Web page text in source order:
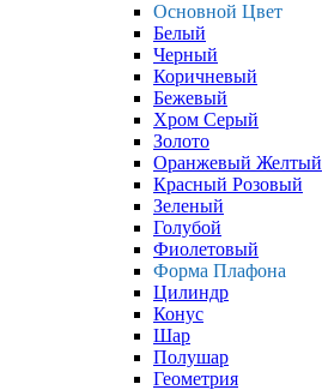
Основной Цвет
Белый
Черный
Коричневый
Бежевый
Хром Серый
Золото
Оранжевый Желтый
Красный Розовый
Зеленый
Голубой
Фиолетовый
Форма Плафона
Цилиндр
Конус
Шар
Полушар
Геометрия